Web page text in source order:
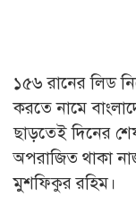
১৫৬ রানের লিড
করতে নামে
ছাড়তেই দিনের
অপরাজিত থাকা
মুশফিকুর রহিম।